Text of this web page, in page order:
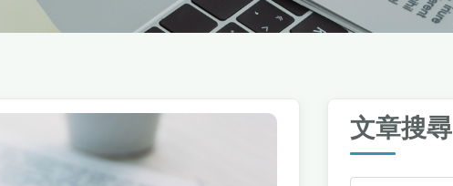
文章搜尋